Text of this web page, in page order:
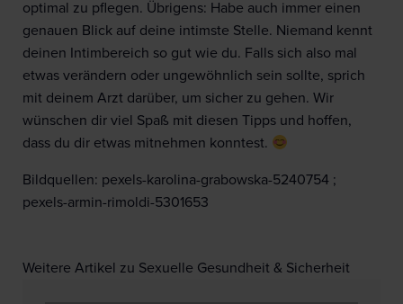
optimal zu pflegen. Übrigens: Habe auch immer einen
genauen Blick auf deine intimste Stelle. Niemand kennt
deinen Intimbereich so gut wie du. Falls sich also mal
etwas verändern oder ungewöhnlich sein sollte, sprich
mit deinem Arzt darüber, um sicher zu gehen. Wir
wünschen dir viel Spaß mit diesen Tipps und hoffen,
dass du dir etwas mitnehmen konntest.
Bildquellen: pexels-karolina-grabowska-5240754 ;
pexels-armin-rimoldi-5301653
Weitere Artikel zu Sexuelle Gesundheit & Sicherheit